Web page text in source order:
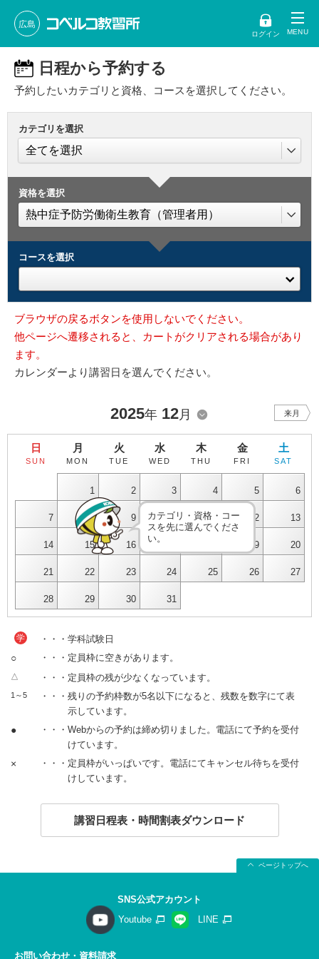
広島
ログイン
日程から予約する
予約したいカテゴリと資格、コースを選択してください。
カテゴリを選択
資格を選択
コースを選択
ブラウザの戻るボタンを使用しないでください。
他ページへ遷移されると、カートがクリアされる場合があり
ます。
カレンダーより講習日を選んでください。
2025年 12月 来月
日
SUN
月
MON
火
TUE
水
WED
木
THU
金
FRI
土
SAT
1 2 3 4 5 6
7 8 9 10 11 12 13
14 15 16 19 20
21 22 23 24 25 26 27
28 29 30 31
カテゴリ・資格・コー
スを先に選んでくださ
い。
学 ・・・学科試験日
○ ・・・定員枠に空きがあります。
△ ・・・定員枠の残が少なくなっています。
1～5
・・・残りの予約枠数が5名以下になると、残数を数字にて表
示しています。
●
・・・Webからの予約は締め切りました。電話にて予約を受付
けています。
×
・・・定員枠がいっぱいです。電話にてキャンセル待ちを受付
けしています。
講習日程表・時間割表ダウンロード
ページトップへ
SNS公式アカウント
Youtube
LINE
お問い合わせ・資料請求